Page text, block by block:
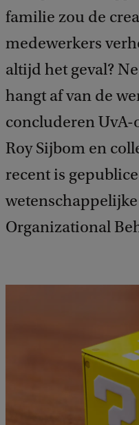
familie zou de
medewerkers
altijd het geval?
hangt af van de
concluderen
Roy Sijbom en
recent is
Organizational